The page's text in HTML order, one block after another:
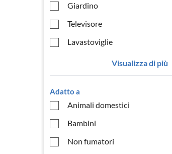
Giardino
Televisore
Lavastoviglie
Visualizza di più
Adatto a
Animali domestici
Bambini
Non fumatori